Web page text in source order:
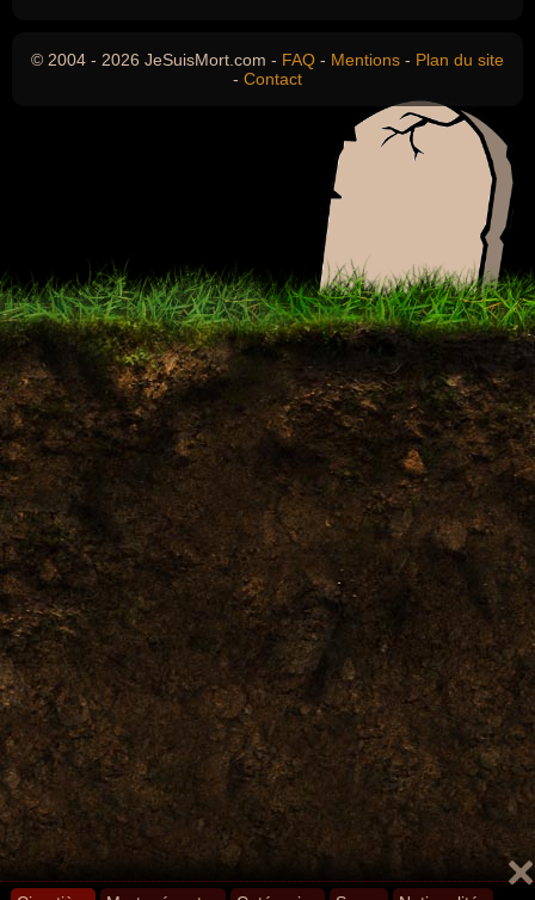
© 2004 - 2026 JeSuisMort.com - FAQ - Mentions - Plan du site
- Contact